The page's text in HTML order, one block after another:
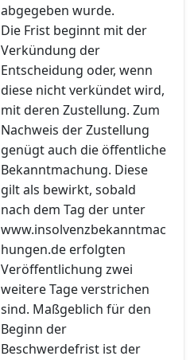
abgegeben wurde.
Die Frist beginnt mit der
Verkündung der
Entscheidung oder, wenn
diese nicht verkündet wird,
mit deren Zustellung. Zum
Nachweis der Zustellung
genügt auch die öffentliche
Bekanntmachung. Diese
gilt als bewirkt, sobald
nach dem Tag der unter
www.insolvenzbekanntmac
hungen.de erfolgten
Veröffentlichung zwei
weitere Tage verstrichen
sind. Maßgeblich für den
Beginn der
Beschwerdefrist ist der